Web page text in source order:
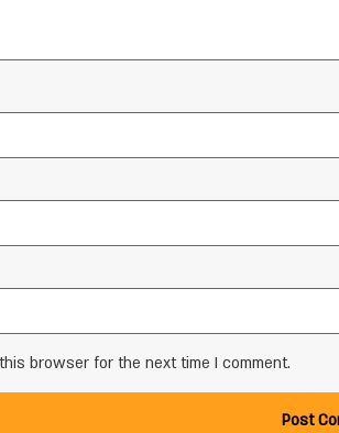
browser for the next time I comment.